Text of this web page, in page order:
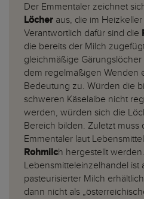
Der Emmentaler zeichnet
Löcher aus, die im
Verantwortlich dafür sind die
die bereits der Milch
gleichmäßige
dem regelmäßigen Wenden
Bedeutung zu. Würden die
schweren Käselaibe nicht
werden, würden sich die
Bereich bilden. Zuletzt muss
Emmentaler laut
Rohmilch hergestellt
Lebensmitteleinzelhandel ist
pasteurisierter Milch
dann nicht als